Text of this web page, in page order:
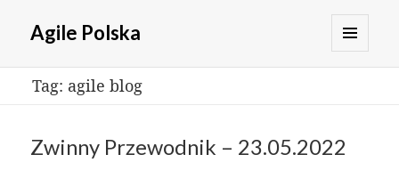
Agile Polska
Tag: agile blog
Zwinny Przewodnik – 23.05.2022